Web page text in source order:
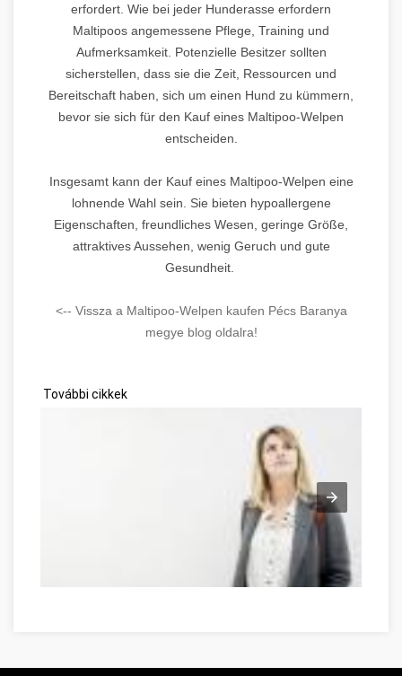
erfordert. Wie bei jeder Hunderasse erfordern
Maltipoos angemessene Pflege, Training und
Aufmerksamkeit. Potenzielle Besitzer sollten
sicherstellen, dass sie die Zeit, Ressourcen und
Bereitschaft haben, sich um einen Hund zu kümmern,
bevor sie sich für den Kauf eines Maltipoo-Welpen
entscheiden.
Insgesamt kann der Kauf eines Maltipoo-Welpen eine
lohnende Wahl sein. Sie bieten hypoallergene
Eigenschaften, freundliches Wesen, geringe Größe,
attraktives Aussehen, wenig Geruch und gute
Gesundheit.
<-- Vissza a Maltipoo-Welpen kaufen Pécs Baranya
megye blog oldalra!
További cikkek